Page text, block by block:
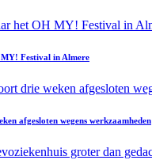
Festival in Almere
afgesloten wegens werkzaamheden